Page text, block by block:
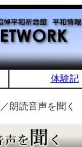
体験記
／朗読音声を聞く